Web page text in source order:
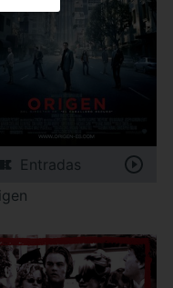
Entradas